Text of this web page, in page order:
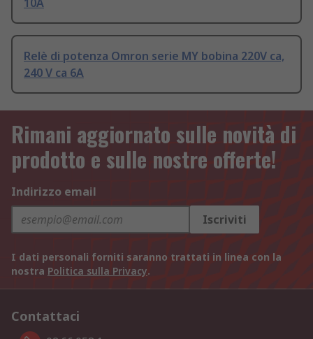
10A
Relè di potenza Omron serie MY bobina 220V ca,
240 V ca 6A
Rimani aggiornato sulle novità di
prodotto e sulle nostre offerte!
Indirizzo email
Iscriviti
I dati personali forniti saranno trattati in linea con la
nostra Politica sulla Privacy.
Contattaci